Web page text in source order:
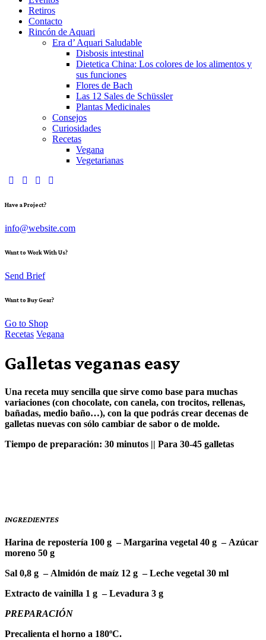
Retiros
Contacto
Rincón de Aquari
Era d’ Aquari Saludable
Disbosis intestinal
Dietetica China: Los colores de los alimentos y
sus funciones
Flores de Bach
Las 12 Sales de Schüssler
Plantas Medicinales
Consejos
Curiosidades
Recetas
Vegana
Vegetarianas
Have a Project?
info@website.com
Want to Work With Us?
Send Brief
Want to Buy Gear?
Go to Shop
Recetas Vegana
Galletas veganas easy
Una receta muy sencilla que sirve como base para muchas
variaciones (con chocolate, con canela, con trocitos, rellenas,
bañadas, medio baño…), con la que podrás crear decenas de
galletas nuevas con sólo cambiar de sabor o de molde.
Tiempo de preparación: 30 minutos || Para 30-45 galletas
INGREDIENTES
Harina de repostería 100 g –Margarina vegetal 40 g – Azúcar
moreno 50 g
Sal 0,8 g – Almidón de maíz 12 g –Leche vegetal 30 ml
Extracto de vainilla 1 g –Levadura 3 g
PREPARACIÓN
Precalienta el horno a 180ºC.